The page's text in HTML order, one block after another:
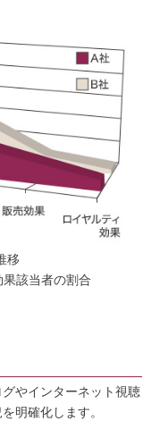
移
該当者の割合
やインターネット視聴
明確化します。